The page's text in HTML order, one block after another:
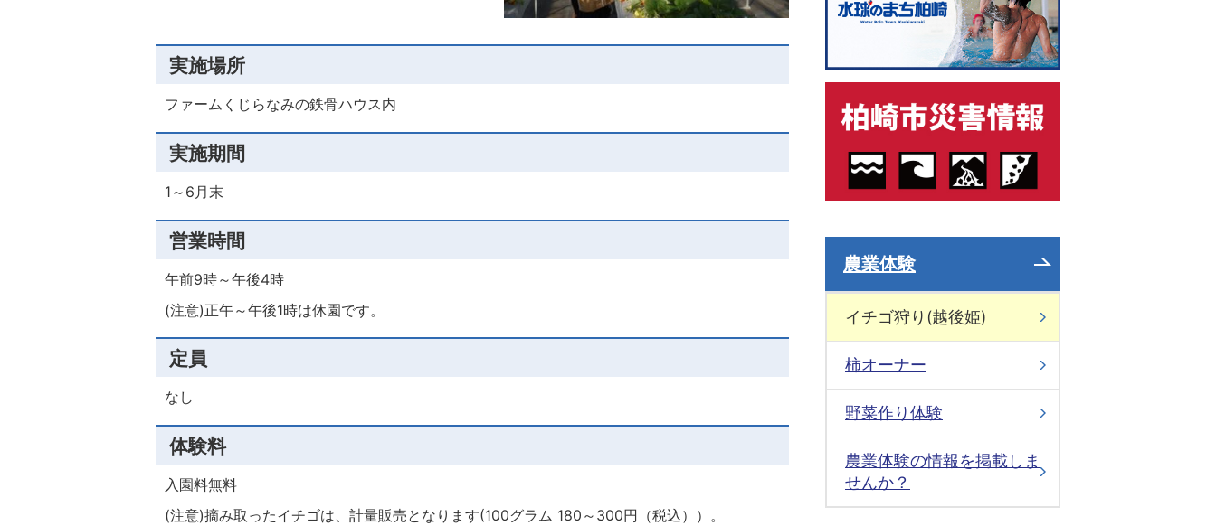
実施場所
ファームくじらなみの鉄骨ハウス内
実施期間
1～6月末
営業時間
午前9時～午後4時
(注意)正午～午後1時は休園です。
定員
なし
体験料
入園料無料
(注意)摘み取ったイチゴは、計量販売となります(100グラム 180～300円（税込））。
農業体験
イチゴ狩り(越後姫)
柿オーナー
野菜作り体験
農業体験の情報を掲載しま
せんか？